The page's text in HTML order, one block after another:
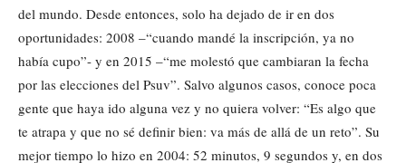
del mundo. Desde entonces, solo ha dejado de ir en dos
oportunidades: 2008 –“cuando mandé la inscripción, ya no
había cupo”- y en 2015 –“me molestó que cambiaran la fecha
por las elecciones del Psuv”. Salvo algunos casos, conoce poca
gente que haya ido alguna vez y no quiera volver: “Es algo que
te atrapa y que no sé definir bien: va más de allá de un reto”. Su
mejor tiempo lo hizo en 2004: 52 minutos, 9 segundos y, en dos